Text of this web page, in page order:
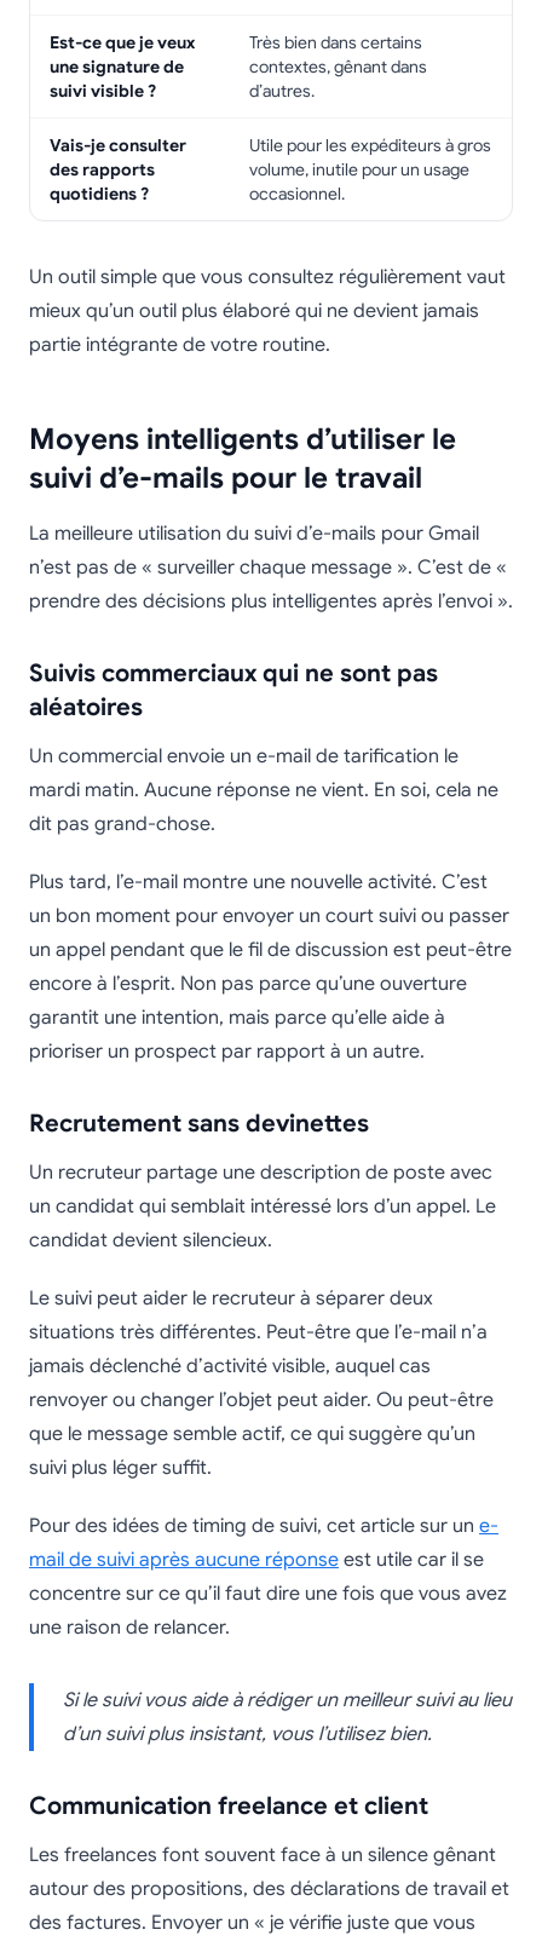
Est-ce que je veux
une signature de
suivi visible ?
Très bien dans certains
contextes, gênant dans
d’autres.
Vais-je consulter
des rapports
quotidiens ?
Utile pour les expéditeurs à gros
volume, inutile pour un usage
occasionnel.
Un outil simple que vous consultez régulièrement vaut
mieux qu’un outil plus élaboré qui ne devient jamais
partie intégrante de votre routine.
Moyens intelligents d’utiliser le
suivi d’e-mails pour le travail
La meilleure utilisation du suivi d’e-mails pour Gmail
n’est pas de « surveiller chaque message ». C’est de «
prendre des décisions plus intelligentes après l’envoi ».
Suivis commerciaux qui ne sont pas
aléatoires
Un commercial envoie un e-mail de tarification le
mardi matin. Aucune réponse ne vient. En soi, cela ne
dit pas grand-chose.
Plus tard, l’e-mail montre une nouvelle activité. C’est
un bon moment pour envoyer un court suivi ou passer
un appel pendant que le fil de discussion est peut-être
encore à l’esprit. Non pas parce qu’une ouverture
garantit une intention, mais parce qu’elle aide à
prioriser un prospect par rapport à un autre.
Recrutement sans devinettes
Un recruteur partage une description de poste avec
un candidat qui semblait intéressé lors d’un appel. Le
candidat devient silencieux.
Le suivi peut aider le recruteur à séparer deux
situations très différentes. Peut-être que l’e-mail n’a
jamais déclenché d’activité visible, auquel cas
renvoyer ou changer l’objet peut aider. Ou peut-être
que le message semble actif, ce qui suggère qu’un
suivi plus léger suffit.
Pour des idées de timing de suivi, cet article sur un e-
mail de suivi après aucune réponse est utile car il se
concentre sur ce qu’il faut dire une fois que vous avez
une raison de relancer.
Si le suivi vous aide à rédiger un meilleur suivi au lieu
d’un suivi plus insistant, vous l’utilisez bien.
Communication freelance et client
Les freelances font souvent face à un silence gênant
autour des propositions, des déclarations de travail et
des factures. Envoyer un « je vérifie juste que vous